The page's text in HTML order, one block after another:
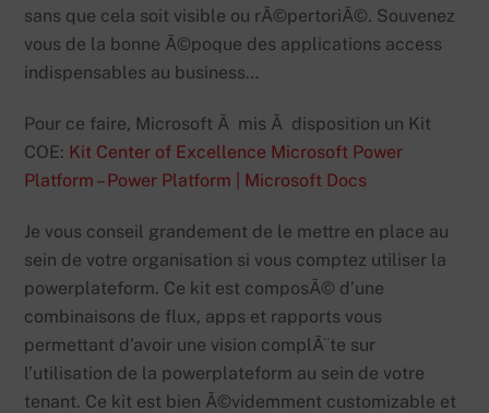
sans que cela soit visible ou rÃ©pertoriÃ©. Souvenez
vous de la bonne Ã©poque des applications access
indispensables au business…
Pour ce faire, Microsoft Ã mis Ã disposition un Kit
COE: Kit Center of Excellence Microsoft Power
Platform – Power Platform | Microsoft Docs
Je vous conseil grandement de le mettre en place au
sein de votre organisation si vous comptez utiliser la
powerplateform. Ce kit est composÃ© d’une
combinaisons de flux, apps et rapports vous
permettant d’avoir une vision complÃ¨te sur
l’utilisation de la powerplateform au sein de votre
tenant. Ce kit est bien Ã©videmment customizable et